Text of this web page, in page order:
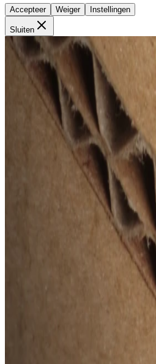
Accepteer Weiger Instellingen
Sluiten